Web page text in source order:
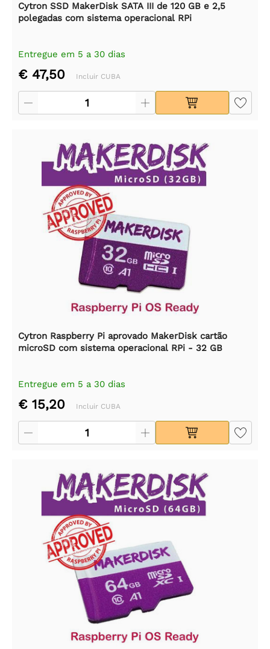
Cytron SSD MakerDisk SATA III de 120 GB e 2,5
polegadas com sistema operacional RPi
Entregue em 5 a 30 dias
€ 47,50 Incluir CUBA
Cytron Raspberry Pi aprovado MakerDisk cartão
microSD com sistema operacional RPi - 32 GB
Entregue em 5 a 30 dias
€ 15,20 Incluir CUBA